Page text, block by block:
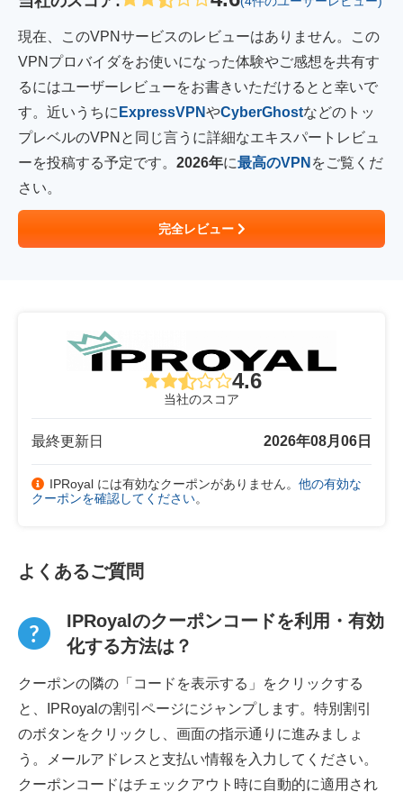
現在、このVPNサービスのレビューはありません。この
VPNプロバイダをお使いになった体験やご感想を共有す
るにはユーザーレビューをお書きいただけるとと幸いで
す。近いうちに ExpressVPNやCyberGhostなどのトッ
プレベルのVPNと同じ言うに詳細なエキスパートレビュ
ーを投稿する予定です。 2026年に最高のVPN をご覧くだ
さい。
完全レビュー
4.6
当社のスコア
最終更新日 2026年08月06日
IPRoyal には有効なクーポンがありません。 他の有効な
クーポンを確認してください。
よくあるご質問
IPRoyalのクーポンコードを利用・有効
化する方法は？
クーポンの隣の「コードを表示する」をクリックする
と、IPRoyalの割引ページにジャンプします。特別割引
のボタンをクリックし、画面の指示通りに進みましょ
う。メールアドレスと支払い情報を入力してください。
クーポンコードはチェックアウト時に自動的に適用され